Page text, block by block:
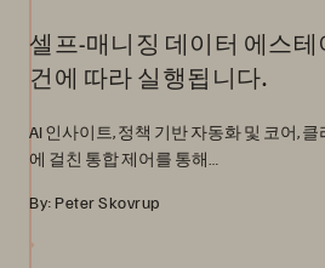
셀프-매니징 데이터 에스
건에 따라 실행됩니다.
AI 인사이트, 정책 기반 자동화 및 코어,
에 걸친 통합 제어를 통해…
By: Peter Skovrup